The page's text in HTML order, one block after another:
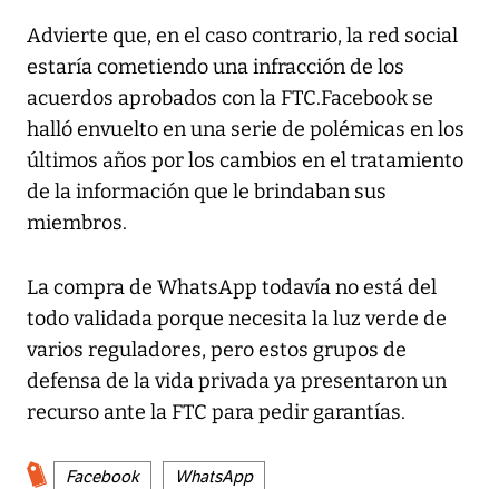
Advierte que, en el caso contrario, la red social
estaría cometiendo una infracción de los
acuerdos aprobados con la FTC.Facebook se
halló envuelto en una serie de polémicas en los
últimos años por los cambios en el tratamiento
de la información que le brindaban sus
miembros.
La compra de WhatsApp todavía no está del
todo validada porque necesita la luz verde de
varios reguladores, pero estos grupos de
defensa de la vida privada ya presentaron un
recurso ante la FTC para pedir garantías.
Facebook WhatsApp